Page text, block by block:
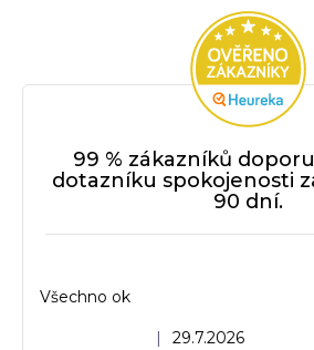
99 % zákazníků
dotazníku spokojenosti
90 dní.
Hodnocení obchodu je 5 z 5
29.7.2026
Všechno ok